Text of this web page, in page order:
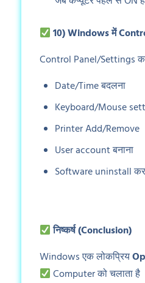
10) Windowsमें
Control Panel/Settings
Date/Time बदलना
Keyboard/Mouse
Printer Add/Remove
User account बनाना
Software uninstall
निष्कर्ष (Conclusion)
Windows एक लोकप्रिय
Computer को चलाता है